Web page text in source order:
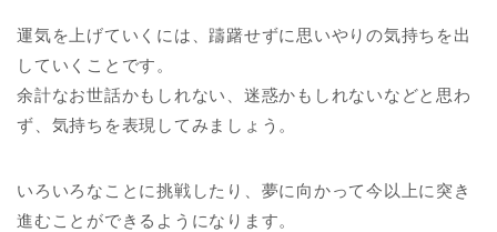
運気を上げていくには、躊躇せずに思いやりの気持ちを出
していくことです。
余計なお世話かもしれない、迷惑かもしれないなどと思わ
ず、気持ちを表現してみましょう。
いろいろなことに挑戦したり、夢に向かって今以上に突き
進むことができるようになります。